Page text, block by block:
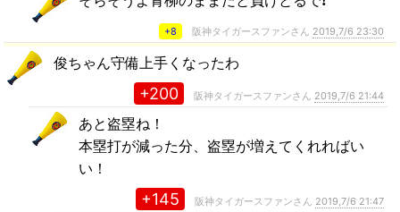
+8 阪神タイガースファンさん 2019,7/6 23:30
俊ちゃん守備上手くなったわ
+200 阪神タイガースファンさん 2019,7/6 21:44
あと盗塁ね！
本塁打が減った分、盗塁が増えてくれればい
い！
+145 阪神タイガースファンさん 2019,7/6 21:47